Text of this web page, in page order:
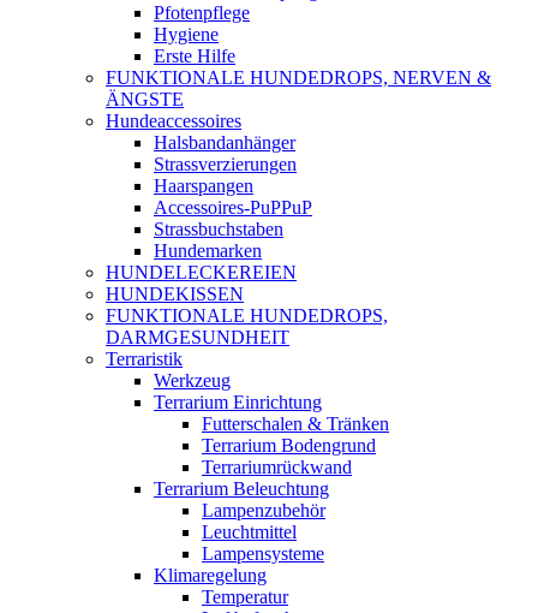
Pfotenpflege
Hygiene
Erste Hilfe
FUNKTIONALE HUNDEDROPS, NERVEN &
ÄNGSTE
Hundeaccessoires
Halsbandanhänger
Strassverzierungen
Haarspangen
Accessoires-PuPPuP
Strassbuchstaben
Hundemarken
HUNDELECKEREIEN
HUNDEKISSEN
FUNKTIONALE HUNDEDROPS,
DARMGESUNDHEIT
Terraristik
Werkzeug
Terrarium Einrichtung
Futterschalen & Tränken
Terrarium Bodengrund
Terrariumrückwand
Terrarium Beleuchtung
Lampenzubehör
Leuchtmittel
Lampensysteme
Klimaregelung
Temperatur